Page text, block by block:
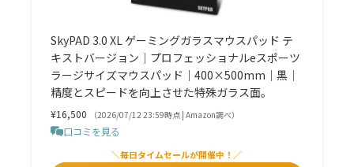
SkyPAD 3.0 XL ゲーミングガラスマウスパッド テ
キストバージョン｜プロフェッショナルeスポーツ
ラージサイズマウスパッド｜400×500mm｜黒｜
精度とスピードを向上させた特殊ガラス面。
¥16,500 （2026/07/12 23:59時点 | Amazon調べ）
口コミを見る
＼毎日タイムセールが開催中！／